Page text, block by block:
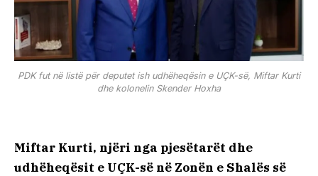
PDK fut në listë për deputet ish udhëheqësin e UÇK-së, Miftar Kurti
dhe kolonelin Skender Hoxha
Miftar Kurti, njëri nga pjesëtarët dhe
udhëheqësit e UÇK-së në Zonën e Shalës së